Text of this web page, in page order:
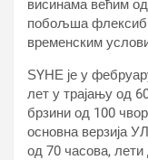
висинама већим
побољша
временским
ЅYНЕ је у
лет у трајању од
брзини од 100
основна верзија
од 70 часова,